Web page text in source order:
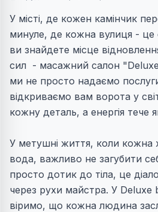
У місті, де кожен камінчик
минуле, де кожна вулиця - це
ви знайдете місце
сил - масажний салон
ми не просто надаємо
відкриваємо вам ворота у
кожну деталь, а енергія тече
У метушні життя, коли кожна
вода, важливо не загубити
просто дотик до тіла, це
через рухи майстра. У Deluxe
віримо, що кожна людина